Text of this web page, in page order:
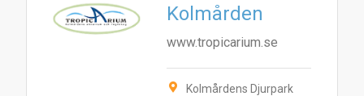
Kolmården
www.tropicarium.se
Kolmårdens Djurpark